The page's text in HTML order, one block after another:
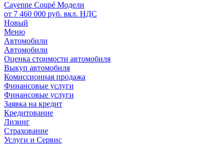
Cayenne Coupé Модели
от 7 460 000 руб. вкл. НДС
Новый
Меню
Автомобили
Автомобили
Оценка стоимости автомобиля
Выкуп автомобиля
Комиссионная продажа
Финансовые услуги
Финансовые услуги
Заявка на кредит
Кредитование
Лизинг
Страхование
Услуги и Сервис